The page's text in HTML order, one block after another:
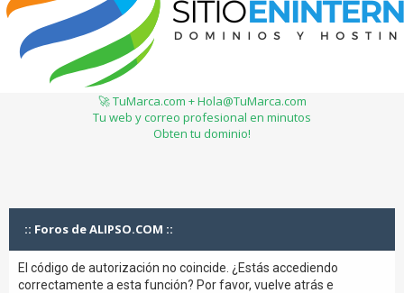
🚀 TuMarca.com + Hola@TuMarca.com
Tu web y correo profesional en minutos
Obten tu dominio!
:: Foros de ALIPSO.COM ::
El código de autorización no coincide. ¿Estás accediendo
correctamente a esta función? Por favor, vuelve atrás e